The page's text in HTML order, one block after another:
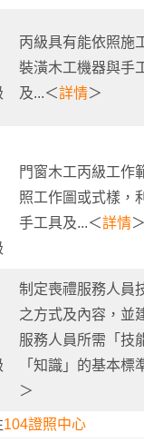
丙級具有能依照施
裝潢木工機器與手
及...＜詳情＞
門窗木工丙級工作
照工作圖或式樣，
手工具及...＜詳情＞
制定喪禮服務人員
之方式及內容，並
服務人員所需「技
「知識」的基本標
＞
104證照中心